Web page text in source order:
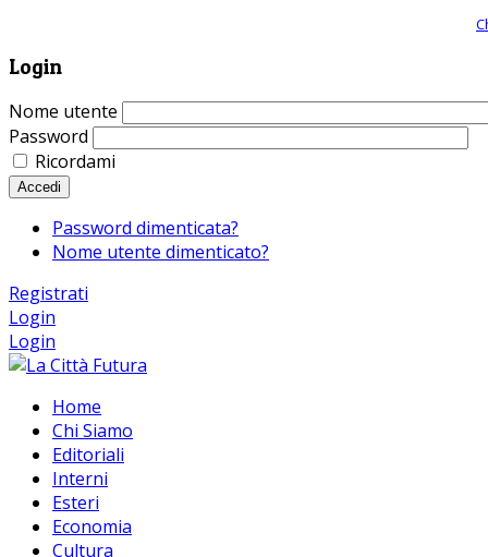
Login
Nome utente
Password
Ricordami
Accedi
Password dimenticata?
Nome utente dimenticato?
Registrati
Login
Login
Home
Chi Siamo
Editoriali
Interni
Esteri
Economia
Cultura